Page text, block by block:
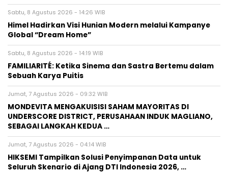
Sabtu, 8 Agustus 2026 - 14:26 WIB
Himel Hadirkan Visi Hunian Modern melalui Kampanye
Global “Dream Home”
Sabtu, 8 Agustus 2026 - 14:19 WIB
FAMILIARITÉ: Ketika Sinema dan Sastra Bertemu dalam
Sebuah Karya Puitis
Jumat, 7 Agustus 2026 - 09:32 WIB
MONDEVITA MENGAKUISISI SAHAM MAYORITAS DI
UNDERSCORE DISTRICT, PERUSAHAAN INDUK MAGLIANO,
SEBAGAI LANGKAH KEDUA …
Jumat, 7 Agustus 2026 - 04:14 WIB
HIKSEMI Tampilkan Solusi Penyimpanan Data untuk
Seluruh Skenario di Ajang DTI Indonesia 2026, …